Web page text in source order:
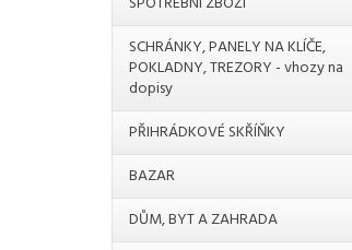
SCHRÁNKY, PANELY NA KLÍČE,
POKLADNY, TREZORY - vhozy na
dopisy
PŘIHRÁDKOVÉ SKŘÍŇKY
BAZAR
DŮM, BYT A ZAHRADA